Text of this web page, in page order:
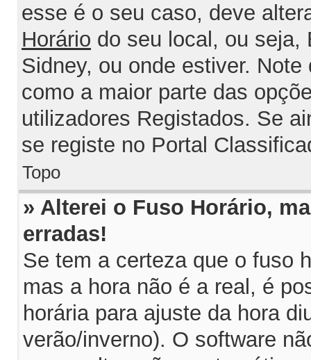
esse é o seu caso, deve
Horário do seu local, ou seja,
Sidney, ou onde estiver.
como a maior parte das
utilizadores Registados. Se
se registe no Portal
Topo
» Alterei o Fuso Horário,
erradas!
Se tem a certeza que o fuso
mas a hora não é a real, é
horária para ajuste da hora
verão/inverno). O software